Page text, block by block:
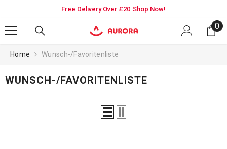
SKIP TO CONTENTFree Delivery Over £20 Shop Now!
00
Home Wunsch-/Favoritenliste
WUNSCH-/FAVORITENLISTE